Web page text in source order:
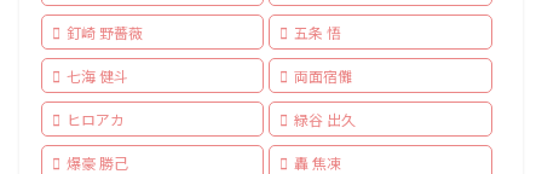
釘崎 野薔薇 五条 悟
七海 健斗 両面宿儺
ヒロアカ 緑谷 出久
爆豪 勝己 轟 焦凍